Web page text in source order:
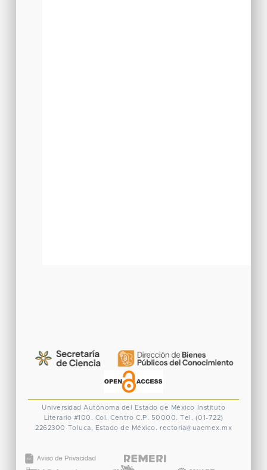
Universidad Autónoma del Estado de México
Instituto
Literario #100. Col. Centro C.P. 50000. Tel. (01-722)
2262300 Toluca, Estado de México. rectoria@uaemex.mx